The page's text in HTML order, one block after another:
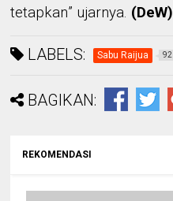
tetapkan” ujarnya. (DeW)
LABELS: Sabu Raijua 92
BAGIKAN:
REKOMENDASI